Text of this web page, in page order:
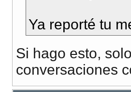
Ya reporté tu
Si hago esto,
conversaciones